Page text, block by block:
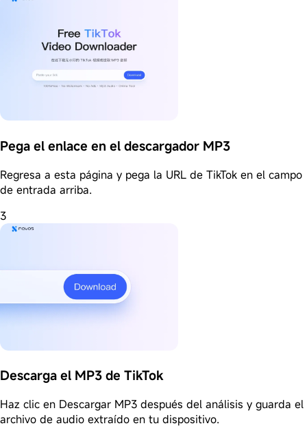
Pega el enlace en el descargador MP3
Regresa a esta página y pega la URL de TikTok en el campo
de entrada arriba.
3
Descarga el MP3 de TikTok
Haz clic en Descargar MP3 después del análisis y guarda el
archivo de audio extraído en tu dispositivo.